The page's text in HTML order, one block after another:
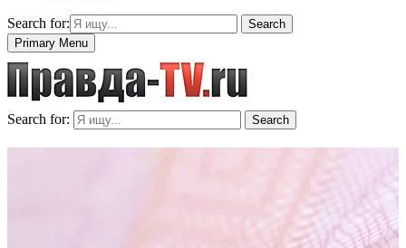
Search for:
Search
Primary Menu
Search for: Search